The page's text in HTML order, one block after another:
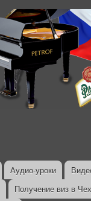
Перейти к
Аудио-уроки
Получение виз в